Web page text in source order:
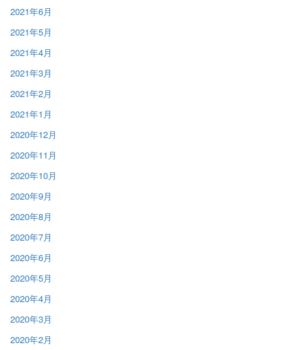
2021年6月
2021年5月
2021年4月
2021年3月
2021年2月
2021年1月
2020年12月
2020年11月
2020年10月
2020年9月
2020年8月
2020年7月
2020年6月
2020年5月
2020年4月
2020年3月
2020年2月